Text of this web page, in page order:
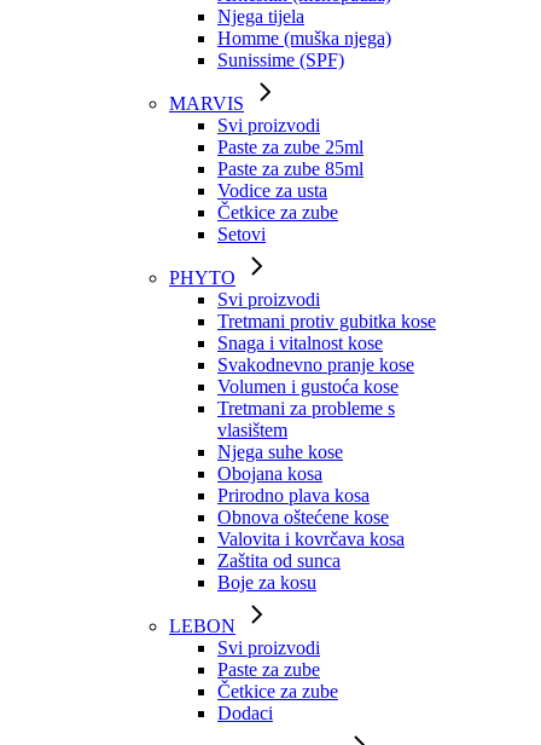
Njega tijela
Homme (muška njega)
Sunissime (SPF)
MARVIS
Svi proizvodi
Paste za zube 25ml
Paste za zube 85ml
Vodice za usta
Četkice za zube
Setovi
PHYTO
Svi proizvodi
Tretmani protiv gubitka kose
Snaga i vitalnost kose
Svakodnevno pranje kose
Volumen i gustoća kose
Tretmani za probleme s
vlasištem
Njega suhe kose
Obojana kosa
Prirodno plava kosa
Obnova oštećene kose
Valovita i kovrčava kosa
Zaštita od sunca
Boje za kosu
LEBON
Svi proizvodi
Paste za zube
Četkice za zube
Dodaci